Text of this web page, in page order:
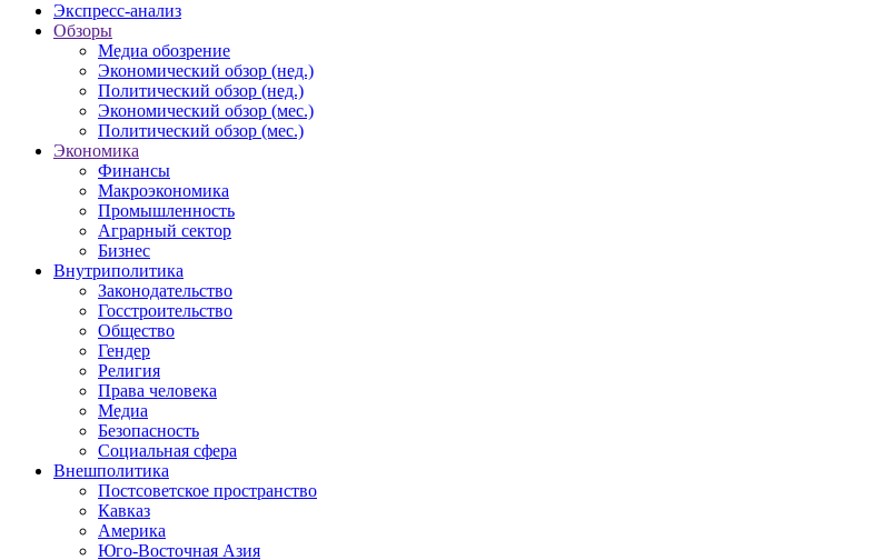
Экспресс-анализ
Обзоры
Медиа обозрение
Экономический обзор (нед.)
Политический обзор (нед.)
Экономический обзор (мес.)
Политический обзор (мес.)
Экономика
Финансы
Макроэкономика
Промышленность
Аграрный сектор
Бизнес
Внутриполитика
Законодательство
Госстроительство
Общество
Гендер
Религия
Права человека
Медиа
Безопасность
Социальная сфера
Внешполитика
Постсоветское пространство
Кавказ
Америка
Юго-Восточная Азия